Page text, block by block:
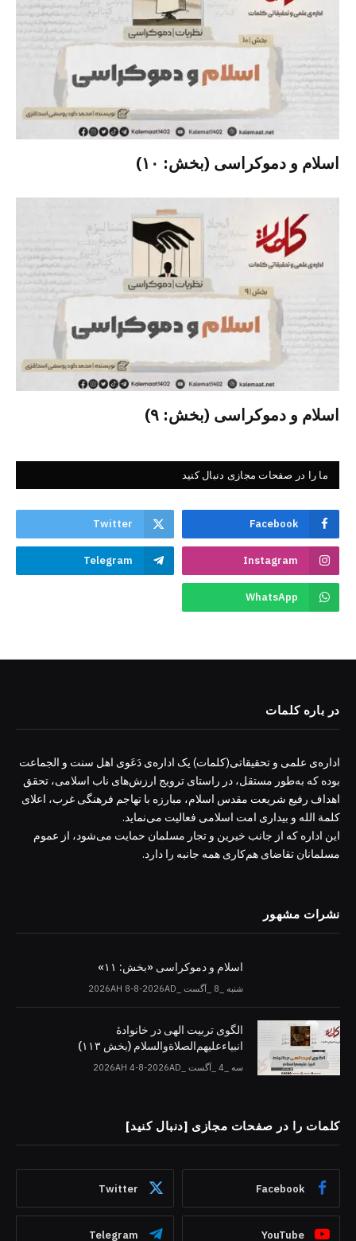
اسلام و دموکراسی (بخش: ۱۰)
اسلام و دموکراسی (بخش: ۹)
ما را در صفحات مجازی دنبال کنید
Facebook
Twitter
Instagram
Telegram
WhatsApp
در باره کلمات
اداره‌ی علمی و تحقیقاتی(کلمات) یک اداره‌ی دَعَوی اهل سنت و الجماعت
بوده که به‌طور مستقل، در راستای ترویج ارزش‌های ناب اسلامی، تحقق
اهداف رفیع شریعت مقدس اسلام، مبارزه با تهاجم فرهنگی غرب، اعلای
کلمة الله و بیداری امت اسلامی فعالیت می‌نماید.
این اداره که از جانب خیرین و تجار مسلمان حمایت می‌شود، از عموم
مسلمانان تقاضای هم‌کاری همه جانبه را دارد.
نشرات مشهور
اسلام و دموکراسی «بخش: ۱۱»
شنبه _8 _آگست _2026AH 8-8-2026AD
الگوی تربیت الهی در خانوادۀ
انبیاءعلیهم‌الصلاةو‌السلام (بخش ۱۱۳)
سه _4 _آگست _2026AH 4-8-2026AD
کلمات را در صفحات مجازی [دنبال کنید]
Facebook
Twitter
YouTube
Telegram